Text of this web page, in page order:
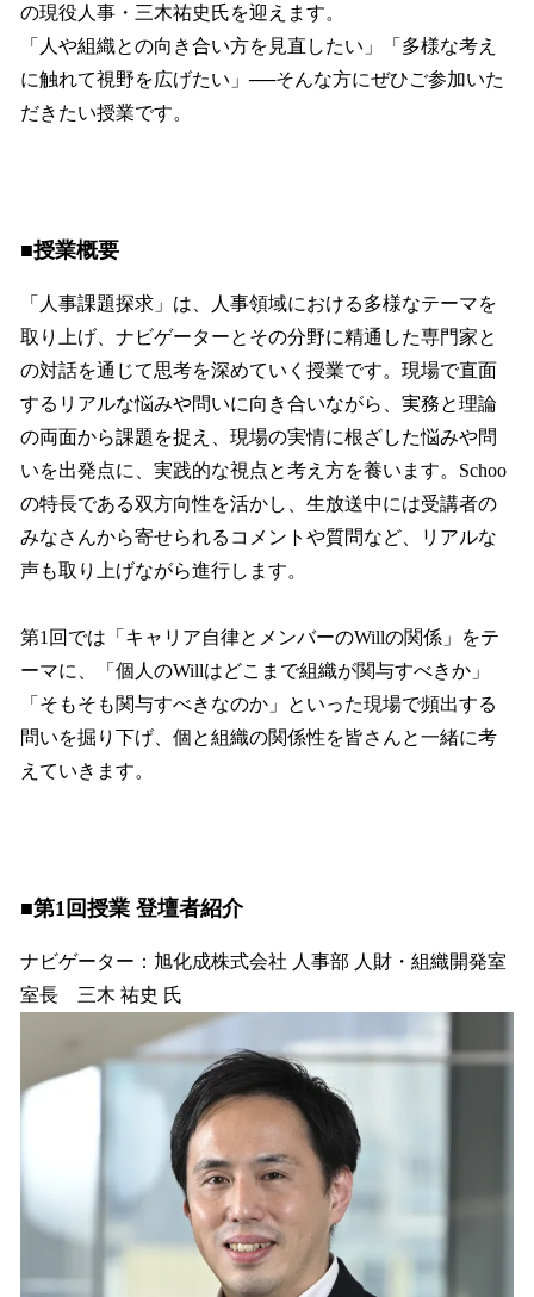
の現役人事・三木祐史氏を迎えます。
「人や組織との向き合い方を見直したい」「多様な考え
に触れて視野を広げたい」──そんな方にぜひご参加いた
だきたい授業です。
■授業概要
「人事課題探求」は、人事領域における多様なテーマを
取り上げ、ナビゲーターとその分野に精通した専門家と
の対話を通じて思考を深めていく授業です。現場で直面
するリアルな悩みや問いに向き合いながら、実務と理論
の両面から課題を捉え、現場の実情に根ざした悩みや問
いを出発点に、実践的な視点と考え方を養います。Schoo
の特長である双方向性を活かし、生放送中には受講者の
みなさんから寄せられるコメントや質問など、リアルな
声も取り上げながら進行します。
第1回では「キャリア自律とメンバーのWillの関係」をテ
ーマに、「個人のWillはどこまで組織が関与すべきか」
「そもそも関与すべきなのか」といった現場で頻出する
問いを掘り下げ、個と組織の関係性を皆さんと一緒に考
えていきます。
■第1回授業 登壇者紹介
ナビゲーター：旭化成株式会社 人事部 人財・組織開発室
室長 三木 祐史 氏